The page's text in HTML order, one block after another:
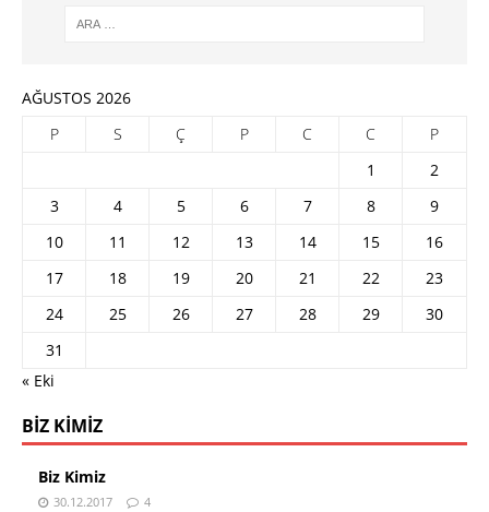
AĞUSTOS 2026
P
S Ç P C C
P
1
2
3
4 5 6 7 8
9
10
11 12 13 14 15
16
17
18 19 20 21 22
23
24
25 26 27 28 29
30
31
« Eki
BIZ KIMIZ
Biz Kimiz
30.12.2017 4